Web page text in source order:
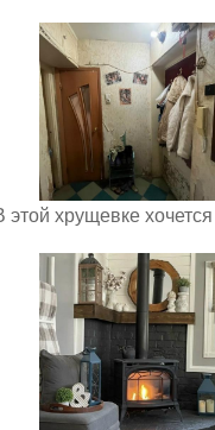
этой хрущевке